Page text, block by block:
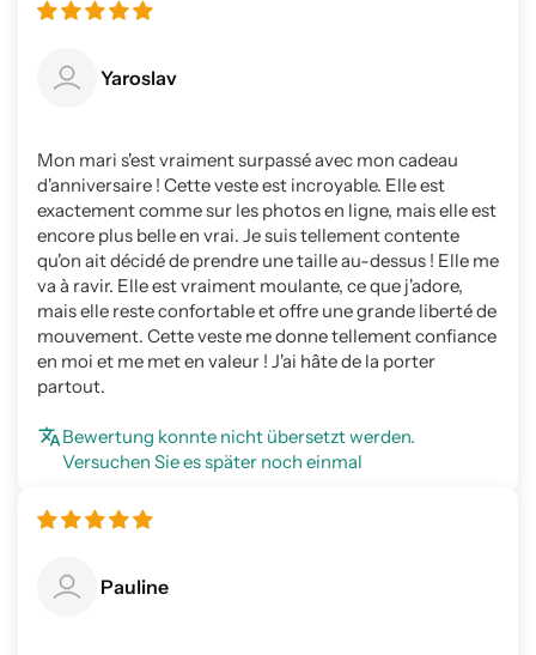
Yaroslav
Mon mari s'est vraiment surpassé avec mon cadeau
d'anniversaire ! Cette veste est incroyable. Elle est
exactement comme sur les photos en ligne, mais elle est
encore plus belle en vrai. Je suis tellement contente
qu'on ait décidé de prendre une taille au-dessus ! Elle me
va à ravir. Elle est vraiment moulante, ce que j'adore,
mais elle reste confortable et offre une grande liberté de
mouvement. Cette veste me donne tellement confiance
en moi et me met en valeur ! J'ai hâte de la porter
partout.
Bewertung konnte nicht übersetzt werden.
Versuchen Sie es später noch einmal
Pauline